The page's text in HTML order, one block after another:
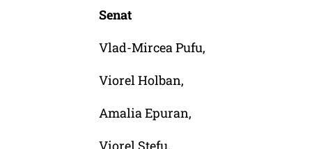
Senat
Vlad-Mircea Pufu,
Viorel Holban,
Amalia Epuran,
Viorel Ștefu,